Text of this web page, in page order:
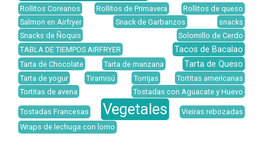
Rollitos Coreanos
Rollitos de Primavera
Rollitos de queso
Salmon en Airfryer
Snack de Garbanzos
snacks
Snacks de Ñoquis
Solomillo de Cerdo
TABLA DE TIEMPOS AIRFRYER
Tacos de Bacalao
Tarta de Chocolate Tarta de manzana Tarta de Queso
Tarta de yogur Tiramisú Torrijas
Tortitas americanas
Tortitas de avena
Tostadas con Aguacate y Huevo
Tostadas Francesas Vegetales
Vieiras rebozadas
Wraps de lechuga con lomo